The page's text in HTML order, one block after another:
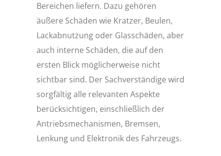
Bereichen liefern. Dazu gehören
äußere Schäden wie Kratzer, Beulen,
Lackabnutzung oder Glasschäden, aber
auch interne Schäden, die auf den
ersten Blick möglicherweise nicht
sichtbar sind. Der Sachverständige wird
sorgfältig alle relevanten Aspekte
berücksichtigen, einschließlich der
Antriebsmechanismen, Bremsen,
Lenkung und Elektronik des Fahrzeugs.